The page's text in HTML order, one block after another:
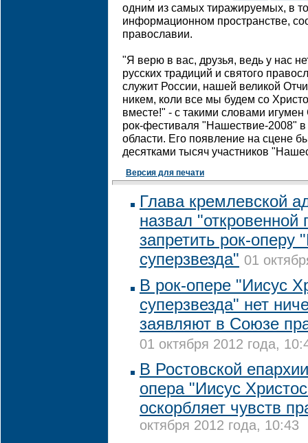
одним из самых тиражируемых, в
информационном пространстве,
православии.
"Я верю в вас, друзья, ведь у нас
русских традиций и святого
служит России, нашей великой
никем, коли все мы будем со
вместе!" - с такими словами
рок-фестиваля "Нашествие-2008"
области. Его появление на сцене
десятками тысяч участников
Версия для печати
Глава кремлевской
назвал "откровенной
запретить рок-оперу
суперзвезда" 01
В рок-опере "Иисус
суперзвезда" нет
заявляют в Союзе
01 октября 2012 года,
В Ростовской
опера "Иисус
оскорбляет чувств
октября 2012 года, 10:43